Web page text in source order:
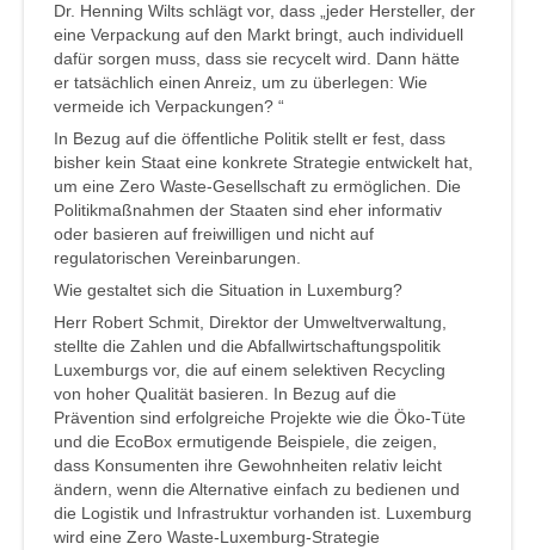
Dr. Henning Wilts schlägt vor, dass „jeder Hersteller, der
eine Verpackung auf den Markt bringt, auch individuell
dafür sorgen muss, dass sie recycelt wird. Dann hätte
er tatsächlich einen Anreiz, um zu überlegen: Wie
vermeide ich Verpackungen? “
In Bezug auf die öffentliche Politik stellt er fest, dass
bisher kein Staat eine konkrete Strategie entwickelt hat,
um eine Zero Waste-Gesellschaft zu ermöglichen. Die
Politikmaßnahmen der Staaten sind eher informativ
oder basieren auf freiwilligen und nicht auf
regulatorischen Vereinbarungen.
Wie gestaltet sich die Situation in Luxemburg?
Herr Robert Schmit, Direktor der Umweltverwaltung,
stellte die Zahlen und die Abfallwirtschaftungspolitik
Luxemburgs vor, die auf einem selektiven Recycling
von hoher Qualität basieren. In Bezug auf die
Prävention sind erfolgreiche Projekte wie die Öko-Tüte
und die EcoBox ermutigende Beispiele, die zeigen,
dass Konsumenten ihre Gewohnheiten relativ leicht
ändern, wenn die Alternative einfach zu bedienen und
die Logistik und Infrastruktur vorhanden ist. Luxemburg
wird eine Zero Waste-Luxemburg-Strategie